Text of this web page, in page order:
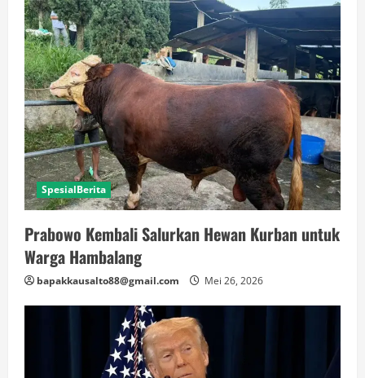
SpesialBerita
Prabowo Kembali Salurkan Hewan Kurban untuk
Warga Hambalang
bapakkausalto88@gmail.com Mei 26, 2026